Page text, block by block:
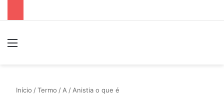
Início /Termo / A / Anistia o que é